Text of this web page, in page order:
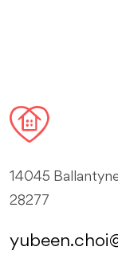
14045
28277